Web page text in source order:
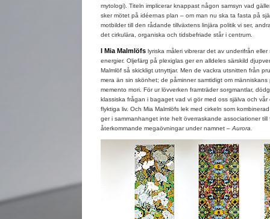
mytologi). Titeln implicerar knappast någon samsyn vad
sker mötet på idéernas plan – om man nu ska ta fasta på
motbilder till den rådande tillväxtens linjära politik vi ser,
det cirkulära, organiska och tidsbefriade står i centrum.
I Mia Malmlöfslyriska måleri vibrerar det av underifrån eller
energier. Oljefärg på plexiglas ger en alldeles särskild
Malmlöf så skickligt utnyttjar. Men de vackra utsnitten från
mera än sin skönhet; de påminner samtidigt om
memento mori. För ur lövverken framträder sorgmantlar,
klassiska frågan i bagaget vad vi gör med oss själva och vår
flyktiga liv. Och Mia Malmlöfs lek med cirkeln som
ger i sammanhanget inte helt överraskande associationer till
återkommande megaövningar under namnet – Aurora.